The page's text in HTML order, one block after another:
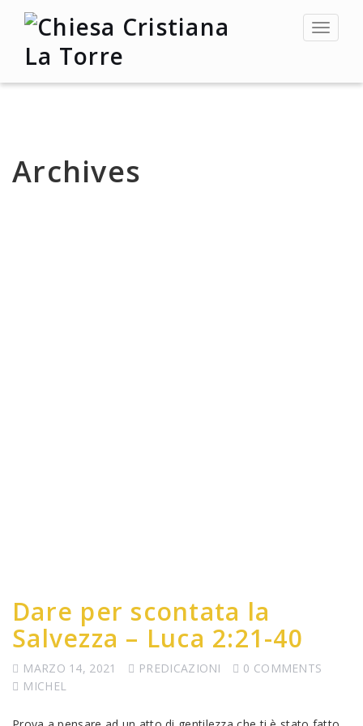
Toggle
Archives
Dare per scontata la
Salvezza – Luca 2:21-40
MARZO 14, 2021 PREDICAZIONI
0 COMMENTS
MICHEL